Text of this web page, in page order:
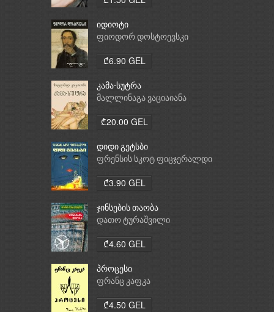
იდიოტი
ფიოდორ დოსტოევსკი
₾6.90 GEL
კამა-სუტრა
მალლინაგა ვაციაიანა
₾20.00 GEL
დიდი გეტსბი
ფრენსის სკოტ ფიცჯერალდი
₾3.90 GEL
ჯინსების თაობა
დათო ტურაშვილი
₾4.60 GEL
პროცესი
ფრანც კაფკა
₾4.50 GEL